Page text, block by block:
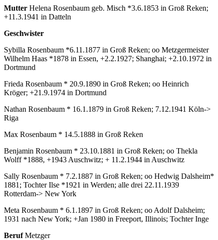
Mutter Helena Rosenbaum geb. Misch *3.6.1853 in Groß Reken;
+11.3.1941 in Datteln
Geschwister
Sybilla Rosenbaum *6.11.1877 in Groß Reken; oo Metzgermeister
Wilhelm Haas *1878 in Essen, +2.2.1927; Shanghai; +2.10.1972 in
Dortmund
Frieda Rosenbaum * 20.9.1890 in Groß Reken; oo Heinrich
Kröger; +21.9.1974 in Dortmund
Nathan Rosenbaum * 16.1.1879 in Groß Reken; 7.12.1941 Köln->
Riga
Max Rosenbaum * 14.5.1888 in Groß Reken
Benjamin Rosenbaum * 23.10.1881 in Groß Reken; oo Thekla
Wolff *1888, +1943 Auschwitz; + 11.2.1944 in Auschwitz
Sally Rosenbaum * 7.2.1887 in Groß Reken; oo Hedwig Dalsheim*
1881; Tochter Ilse *1921 in Werden; alle drei 22.11.1939
Rotterdam-> New York
Meta Rosenbaum * 6.1.1897 in Groß Reken; oo Adolf Dalsheim;
1931 nach New York; +Jan 1980 in Freeport, Illinois; Tochter Inge
BerufMetzger